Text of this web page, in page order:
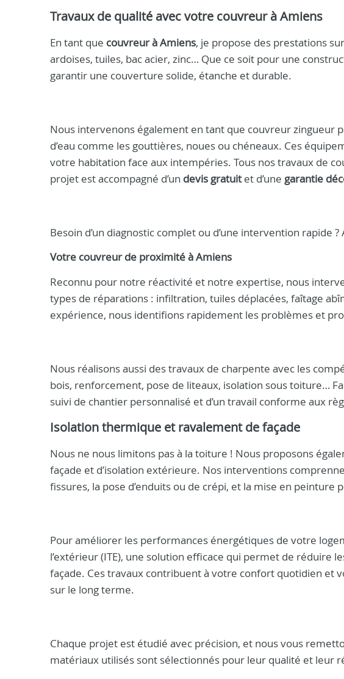
Travaux de qualité avec votre couvreur à Amiens
En tant que couvreur à Amiens, je propose des prestations
ardoises, tuiles, bac acier, zinc… Que ce soit pour une
garantir une couverture solide, étanche et durable.
Nous intervenons également en tant que couvreur zingueur
d’eau comme les gouttières, noues ou chéneaux. Ces
votre habitation face aux intempéries. Tous nos travaux de
projet est accompagné d’un devis gratuitet d’une garantie
Besoin d’un diagnostic complet ou d’une intervention rapide ?
Votre couvreurde proximité àAmiens
Reconnu pour notre réactivité et notre expertise, nous
types de réparations : infiltration, tuiles déplacées, faîtage
expérience, nous identifions rapidement les problèmes et
Nous réalisons aussi des travaux de charpente avec les
bois, renforcement, pose de liteaux, isolation sous toiture…
suivi de chantier personnalisé et d’un travail conforme aux
Isolation thermique et ravalement de façade
Nous ne nous limitons pas à la toiture ! Nous proposons
façade et d’isolation extérieure. Nos interventions
fissures, la pose d’enduits ou de crépi, et la mise en peinture
Pour améliorer les performances énergétiques de votre
l’extérieur (ITE), une solution efficace qui permet de réduire
façade. Ces travaux contribuent à votre confort quotidien et
sur le long terme.
Chaque projet est étudié avec précision, et nous vous
matériaux utilisés sont sélectionnés pour leur qualité et leur